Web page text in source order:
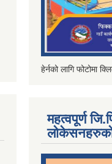
हेर्नको लागि फोटोमा
महत्वपूर्ण